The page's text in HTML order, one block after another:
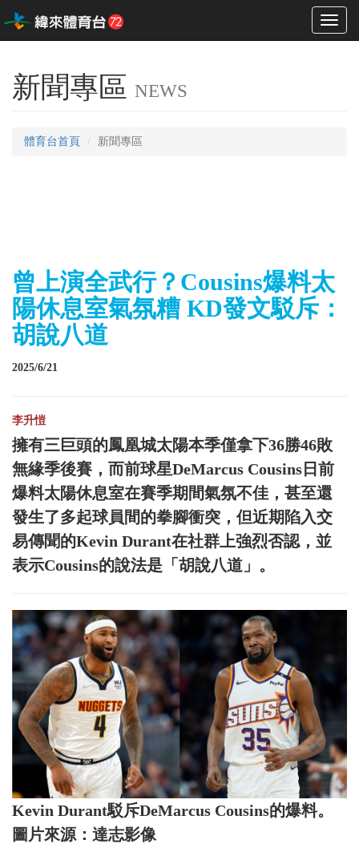
Toggle
新聞專區 NEWS
體育台首頁 新聞專區
曾上演全武行？Cousins爆料太
陽休息室氣氛糟 KD發文駁斥：
胡說八道
2025/6/21
李升愷
擁有三巨頭的鳳凰城太陽本季僅拿下36勝46敗
無緣季後賽，而前球星DeMarcus Cousins日前
爆料太陽休息室在賽季期間氣氛不佳，甚至還
發生了多起球員間的拳腳衝突，但近期陷入交
易傳聞的Kevin Durant在社群上強烈否認，並
表示Cousins的說法是「胡說八道」。
Kevin Durant駁斥DeMarcus Cousins的爆料。
圖片來源：達志影像